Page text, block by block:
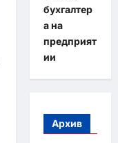
бухгалтер
а на
предприят
ии
Архив